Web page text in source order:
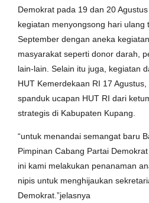
Demokrat pada 19 dan 20
kegiatan menyongsong hari ulang
September dengan aneka
masyarakat seperti donor darah,
lain-lain. Selain itu juga, kegiatan
HUT Kemerdekaan RI 17
spanduk ucapan HUT RI dari
strategis di Kabupaten Kupang.
“untuk menandai semangat baru
Pimpinan Cabang Partai
ini kami melakukan penanaman
nipis untuk menghijaukan
Demokrat.”jelasnya